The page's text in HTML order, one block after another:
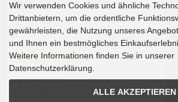
Wir verwenden Cookies und ähnliche
Drittanbietern, um die ordentliche
gewährleisten, die Nutzung unseres
und Ihnen ein bestmögliches
Weitere Informationen finden Sie in unserer
Datenschutzerklärung.
ALLE AKZEPTIEREN